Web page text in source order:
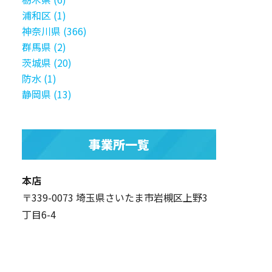
浦和区 (1)
神奈川県 (366)
群馬県 (2)
茨城県 (20)
防水 (1)
静岡県 (13)
事業所一覧
本店
〒339-0073 埼玉県さいたま市岩槻区上野3
丁目6-4